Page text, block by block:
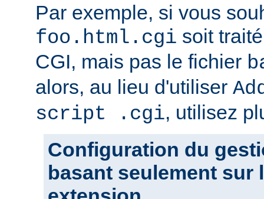
Par exemple, si vous
foo.html.cgi soit
CGI, mais pas le fichier
alors, au lieu d'utiliser
script .cgi, utilisez
Configuration du
basant seulement sur